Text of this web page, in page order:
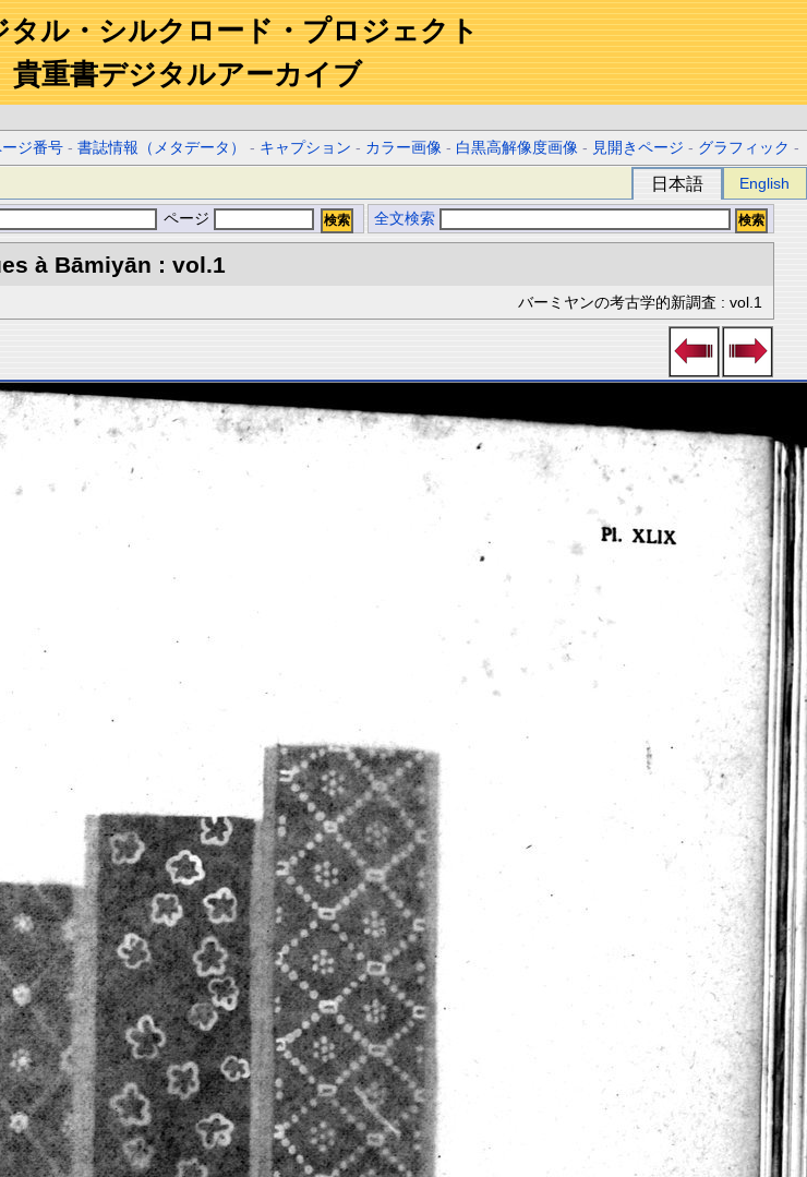
タル・シルクロード・プロジェクト
貴重書デジタルアーカイブ
ジ番号 -書誌情報（メタデータ） - キャプション - カラー画像 - 白黒高解像度画像 - 見開きページ - グラフィック -
日本語 English
ページ 全文検索
à Bāmiyān : vol.1
バーミヤンの考古学的新調査 : vol.1